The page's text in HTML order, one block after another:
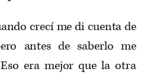
crecí me di cuenta de
antes de saberlo me
era mejor que la otra